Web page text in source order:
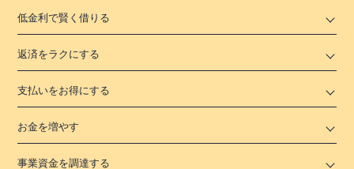
低金利で賢く借りる
返済をラクにする
支払いをお得にする
お金を増やす
事業資金を調達する